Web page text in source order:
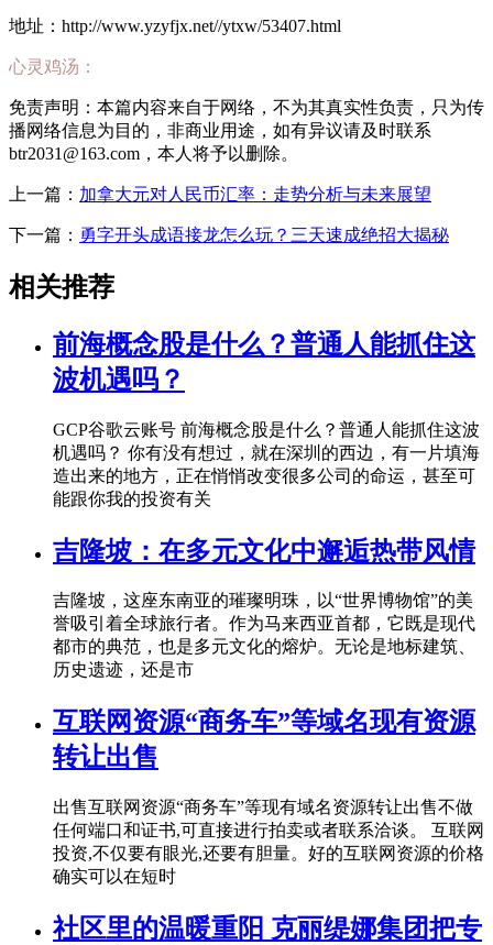
地址：http://www.yzyfjx.net//ytxw/53407.html
心灵鸡汤：
免责声明：本篇内容来自于网络，不为其真实性负责，只为传
播网络信息为目的，非商业用途，如有异议请及时联系
btr2031@163.com，本人将予以删除。
上一篇： 加拿大元对人民币汇率：走势分析与未来展望
下一篇： 勇字开头成语接龙怎么玩？三天速成绝招大揭秘
相关推荐
前海概念股是什么？普通人能抓住这
波机遇吗？
GCP谷歌云账号 前海概念股是什么？普通人能抓住这波
机遇吗？ 你有没有想过，就在深圳的西边，有一片填海
造出来的地方，正在悄悄改变很多公司的命运，甚至可
能跟你我的投资有关
吉隆坡：在多元文化中邂逅热带风情
吉隆坡，这座东南亚的璀璨明珠，以“世界博物馆”的美
誉吸引着全球旅行者。作为马来西亚首都，它既是现代
都市的典范，也是多元文化的熔炉。无论是地标建筑、
历史遗迹，还是市
互联网资源“商务车”等域名现有资源
转让出售
出售互联网资源“商务车”等现有域名资源转让出售不做
任何端口和证书,可直接进行拍卖或者联系洽谈。 互联网
投资,不仅要有眼光,还要有胆量。好的互联网资源的价格
确实可以在短时
社区里的温暖重阳 克丽缇娜集团把专